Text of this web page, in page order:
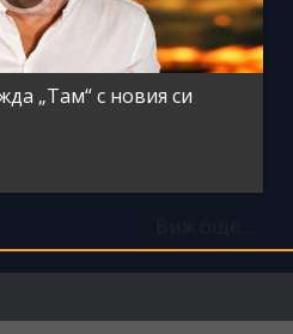
„Там“ с новия си